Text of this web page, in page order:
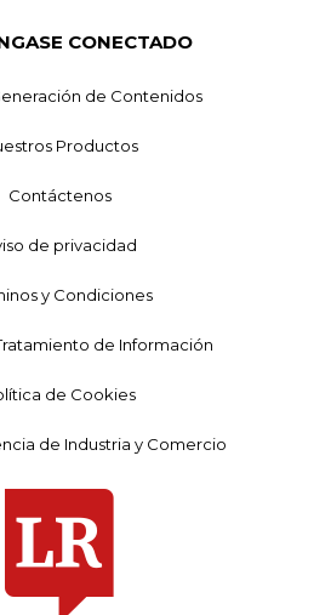
CONECTADO
de Contenidos
Productos
Contáctenos
de privacidad
y Condiciones
de Información
de Cookies
de Industria y Comercio